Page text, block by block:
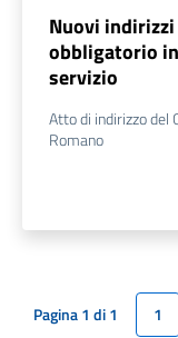
Nuovi
obbligatorio
servizio
Atto di indirizzo del
Romano
Pagina 1 di 1 1